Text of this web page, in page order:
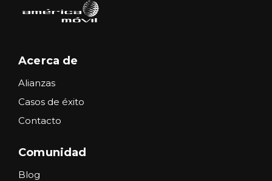
Acerca de
Alianzas
Casos de éxito
Contacto
Comunidad
Blog